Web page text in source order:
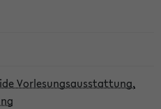
Vorlesungsausstattung,